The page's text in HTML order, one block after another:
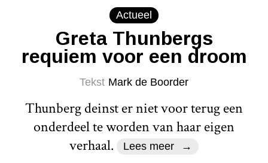
Actueel
Greta Thunbergs
requiem voor een droom
Tekst Mark de Boorder
Thunberg deinst er niet voor terug een
onderdeel te worden van haar eigen
verhaal.
Lees meer